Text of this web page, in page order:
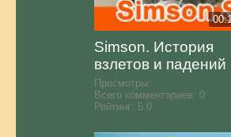
Simson. История
взлетов и падений
Просмотры:
Всего комментариев: 0
Рейтинг: 5.0